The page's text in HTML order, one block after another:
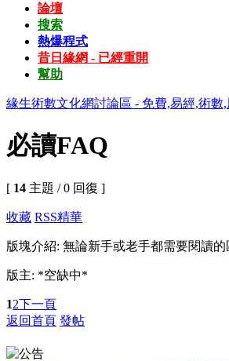
論壇
搜索
熱爆程式
昔日緣網 - 已經重開
幫助
緣生術數文化網討論區 - 免費,易經,術
必讀FAQ
[ 14 主題 / 0 回復 ]
收藏 RSS精華
版塊介紹: 無論新手或老手都需要閱讀
版主: *空缺中*
12下一頁
返回首頁 發帖